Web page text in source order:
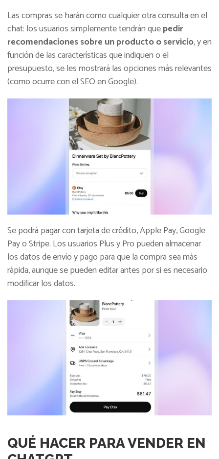
Las compras se harán como cualquier otra consulta en el
chat: los usuarios simplemente tendrán quepedir
recomendaciones sobre un producto o servicio, y en
función de las características que indiquen o el
presupuesto, se les mostrará las opciones más relevantes
(como ocurre con el SEO en Google).
Se podrá pagar con tarjeta de crédito, Apple Pay, Google
Pay o Stripe. Los usuarios Plus y Pro pueden almacenar
los datos de envío y pago para que la compra sea más
rápida, aunque se pueden editar antes por si es necesario
modificar los datos.
QUÉ HACER PARA VENDER EN